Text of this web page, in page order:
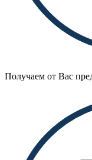
Получаем от Вас